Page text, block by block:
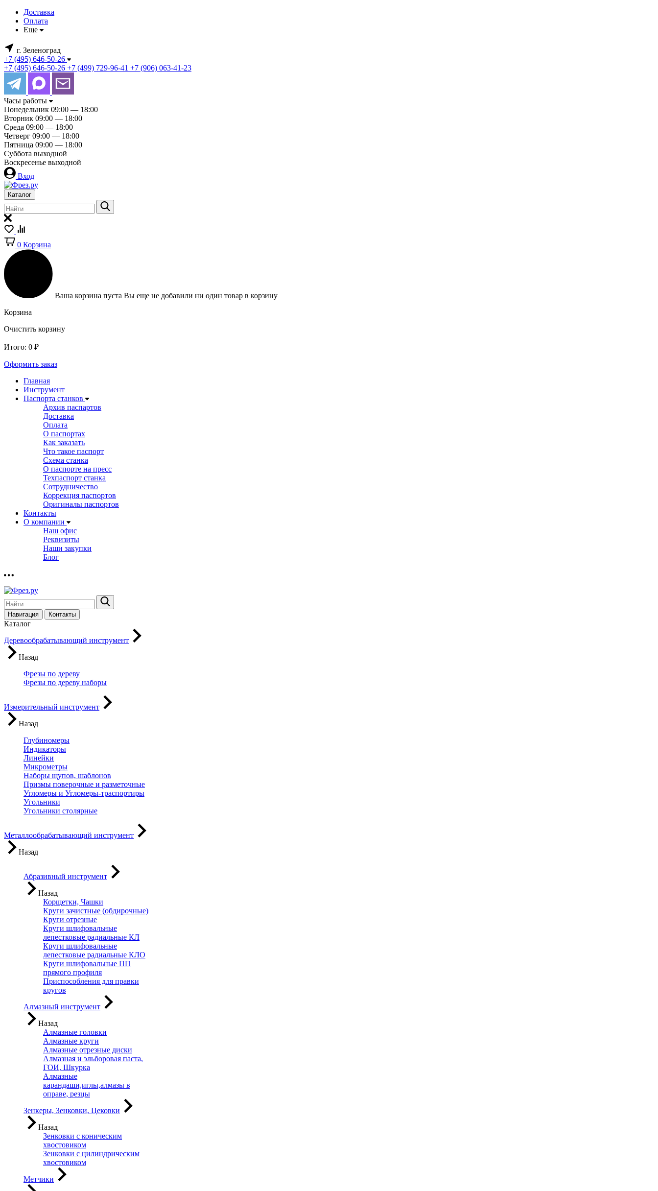
Доставка
Оплата
Еще
г. Зеленоград
+7 (495) 646-50-26
+7 (495) 646-50-26 +7 (499) 729-96-41 +7 (906) 063-41-23
Часы работы
Понедельник 09:00 — 18:00
Вторник 09:00 — 18:00
Среда 09:00 — 18:00
Четверг 09:00 — 18:00
Пятница 09:00 — 18:00
Суббота выходной
Воскресенье выходной
Вход
Каталог
0 Корзина
Ваша корзина пуста Вы еще не добавили ни один товар в корзину
Корзина
Очистить корзину
Итого: 0 ₽
Оформить заказ
Главная
Инструмент
Паспорта станков
Архив паспартов
Доставка
Оплата
О паспортах
Как заказать
Что такое паспорт
Схема станка
О паспорте на пресс
Техпаспорт станка
Сотрудничество
Коррекция паспортов
Оригиналы паспортов
Контакты
О компании
Наш офис
Реквизиты
Наши закупки
Блог
Навигация Контакты
Каталог
Деревообрабатывающий инструмент
Назад
Фрезы по дереву
Фрезы по дереву наборы
Измерительный инструмент
Назад
Глубиномеры
Индикаторы
Линейки
Микрометры
Наборы щупов, шаблонов
Призмы поверочные и разметочные
Угломеры и Угломеры-траспортиры
Угольники
Угольники столярные
Металлообрабатывающий инструмент
Назад
Абразивный инструмент
Назад
Корщетки, Чашки
Круги зачистные (обдирочные)
Круги отрезные
Круги шлифовальные
лепестковые радиальные КЛ
Круги шлифовальные
лепестковые радиальные КЛО
Круги шлифовальные ПП
прямого профиля
Приспособления для правки
кругов
Алмазный инструмент
Назад
Алмазные головки
Алмазные круги
Алмазные отрезные диски
Алмазная и эльборовая паста,
ГОИ, Шкурка
Алмазные
карандаши,иглы,алмазы в
оправе, резцы
Зенкеры, Зенковки, Цековки
Назад
Зенковки с коническим
хвостовиком
Зенковки с цилиндрическим
хвостовиком
Метчики